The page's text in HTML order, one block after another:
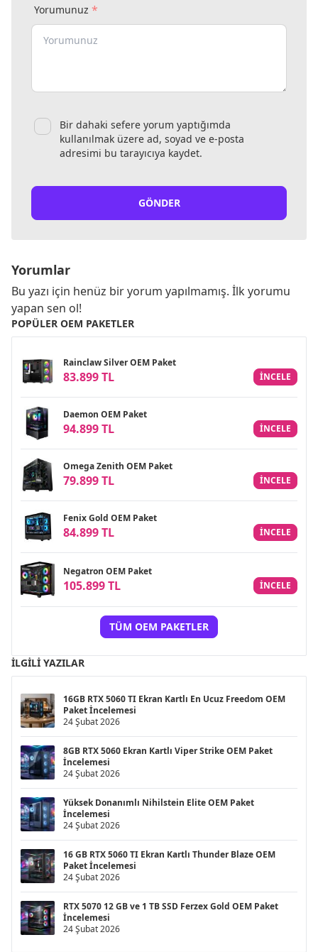
Yorumunuz *
Bir dahaki sefere yorum yaptığımda
kullanılmak üzere ad, soyad ve e-posta
adresimi bu tarayıcıya kaydet.
GÖNDER
Yorumlar
Bu yazı için henüz bir yorum yapılmamış. İlk yorumu
yapan sen ol!
POPÜLER OEM PAKETLER
Rainclaw Silver OEM Paket
83.899 TL INCELE
Daemon OEM Paket
94.899 TL INCELE
Omega Zenith OEM Paket
79.899 TL INCELE
Fenix Gold OEM Paket
84.899 TL INCELE
Negatron OEM Paket
105.899 TL INCELE
TÜM OEM PAKETLER
İLGILI YAZILAR
16GB RTX 5060 TI Ekran Kartlı En Ucuz Freedom OEM
Paket İncelemesi
24 Şubat 2026
8GB RTX 5060 Ekran Kartlı Viper Strike OEM Paket
İncelemesi
24 Şubat 2026
Yüksek Donanımlı Nihilstein Elite OEM Paket
İncelemesi
24 Şubat 2026
16 GB RTX 5060 TI Ekran Kartlı Thunder Blaze OEM
Paket İncelemesi
24 Şubat 2026
RTX 5070 12 GB ve 1 TB SSD Ferzex Gold OEM Paket
İncelemesi
24 Şubat 2026